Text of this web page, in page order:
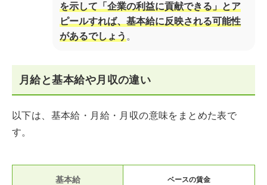
を示して「企業の利益に貢献できる」とア
ピールすれば、基本給に反映される可能性
があるでしょう。
月給と基本給や月収の違い
以下は、基本給・月給・月収の意味をまとめた表で
す。
基本給 ベースの賃金